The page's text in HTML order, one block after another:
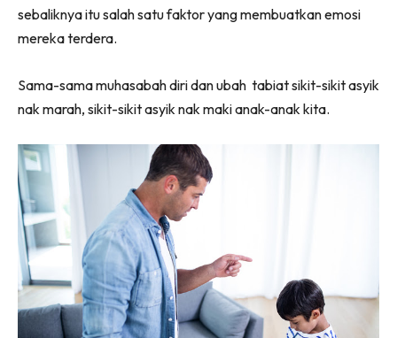
sebaliknya itu salah satu faktor yang membuatkan emosi
mereka terdera.
Sama-sama muhasabah diri dan ubah tabiat sikit-sikit asyik
nak marah, sikit-sikit asyik nak maki anak-anak kita.